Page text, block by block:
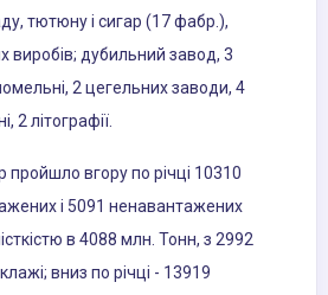
тютюну і сигар (17 фабр.),
виробів; дубильний завод, 3
2 цегельних заводи, 4
2 літографії.
пройшло вгору по річці 10310
і 5091 ненавантажених
в 4088 млн. Тонн, з 2992
вниз по річці - 13919